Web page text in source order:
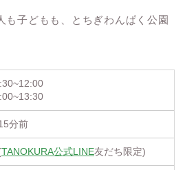
も子どもも、とちぎわんぱく公園
分前
TANOKURA公式LINE友だち限定)